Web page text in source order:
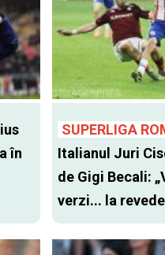
în
SUPERLIGA
Italianul Juri
de Gigi Becali:
verzi... la